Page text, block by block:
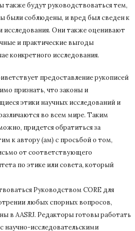
также будут руководствоваться тем,
были соблюдены, и вред был сведен к
исследования. Они также оценивают
и практические выгоды
конкретного исследования.
предоставление рукописей
признать, что законы и
этики научных исследований и
во всем мире. Таким
придется обратиться за
к автору (ам) с просьбой о том,
от соответствующего
по этике или совета, который
Руководством CORE для
любых спорных вопросов,
в AASRJ. Редакторы готовыработать
научно-исследовательскими